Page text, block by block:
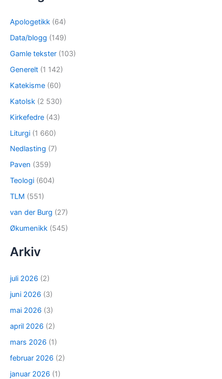
Apologetikk (64)
Data/blogg (149)
Gamle tekster (103)
Generelt (1 142)
Katekisme (60)
Katolsk (2 530)
Kirkefedre (43)
Liturgi (1 660)
Nedlasting (7)
Paven (359)
Teologi (604)
TLM (551)
van der Burg (27)
Økumenikk (545)
Arkiv
juli 2026 (2)
juni 2026 (3)
mai 2026 (3)
april 2026 (2)
mars 2026 (1)
februar 2026 (2)
januar 2026 (1)